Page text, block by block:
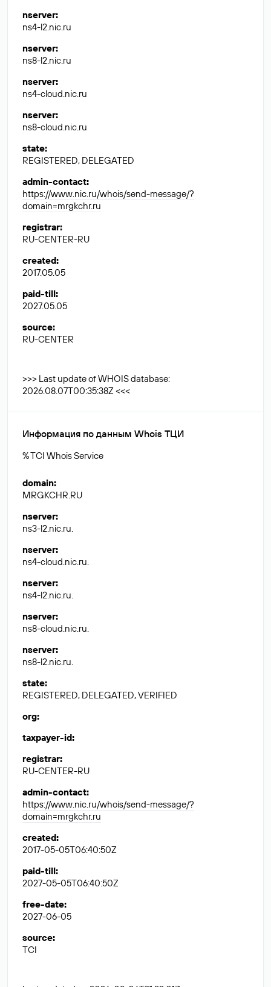
nserver:
ns4-l2.nic.ru
nserver:
ns8-l2.nic.ru
nserver:
ns4-cloud.nic.ru
nserver:
ns8-cloud.nic.ru
state:
REGISTERED, DELEGATED
admin-contact:
https://www.nic.ru/whois/send-message/?
domain=mrgkchr.ru
registrar:
RU-CENTER-RU
created:
2017.05.05
paid-till:
2027.05.05
source:
RU-CENTER
>>> Last update of WHOIS database:
2026.08.07T00:35:38Z <<<
Информация по данным Whois ТЦИ
% TCI Whois Service
domain:
MRGKCHR.RU
nserver:
ns3-l2.nic.ru.
nserver:
ns4-cloud.nic.ru.
nserver:
ns4-l2.nic.ru.
nserver:
ns8-cloud.nic.ru.
nserver:
ns8-l2.nic.ru.
state:
REGISTERED, DELEGATED, VERIFIED
org:
taxpayer-id:
registrar:
RU-CENTER-RU
admin-contact:
https://www.nic.ru/whois/send-message/?
domain=mrgkchr.ru
created:
2017-05-05T06:40:50Z
paid-till:
2027-05-05T06:40:50Z
free-date:
2027-06-05
source:
TCI